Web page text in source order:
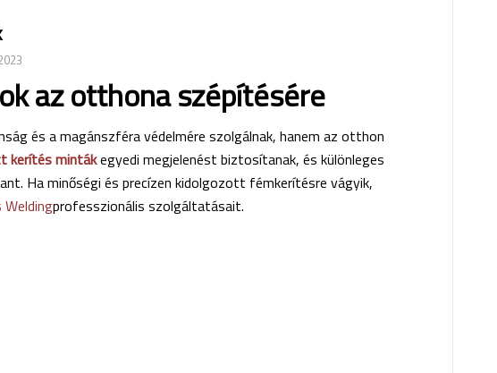
az otthona szépítésére
és a magánszféra védelmére szolgálnak, hanem az otthon
kerítés mintákegyedi megjelenést biztosítanak, és különleges
Ha minőségi és precízen kidolgozott fémkerítésre vágyik,
Weldingprofesszionális szolgáltatásait.